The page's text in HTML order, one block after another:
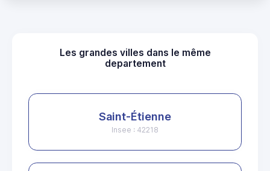
Les grandes villes dans le même
departement
Saint-Étienne
Insee : 42218